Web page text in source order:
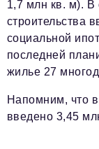
1,7 млн кв. м). В
строительства
социальной
последней
жилье 27
Напомним, что
введено 3,45